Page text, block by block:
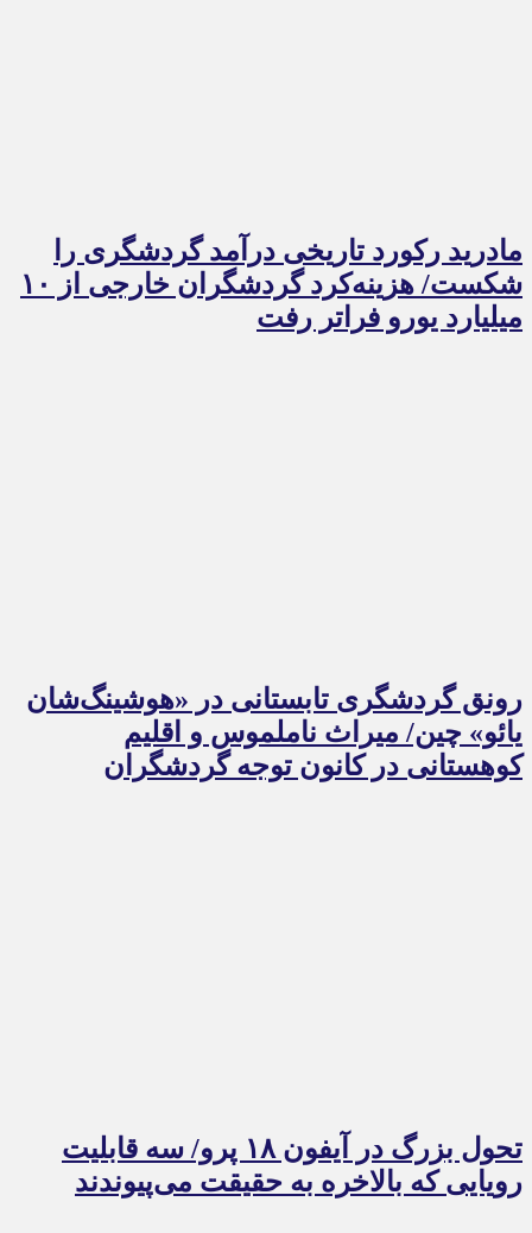
مادرید رکورد تاریخی درآمد گردشگری را
شکست/ هزینه‌کرد گردشگران خارجی از ۱۰
میلیارد یورو فراتر رفت
رونق گردشگری تابستانی در «هوشینگ‌شان
یائو» چین/ میراث ناملموس و اقلیم
کوهستانی در کانون توجه گردشگران
تحول بزرگ در آیفون ۱۸ پرو/ سه قابلیت
رویایی که بالاخره به حقیقت می‌پیوندند